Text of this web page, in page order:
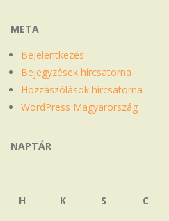
META
Bejelentkezés
Bejegyzések hírcsatorna
Hozzászólások hírcsatorna
WordPress Magyarország
NAPTÁR
H
K S C